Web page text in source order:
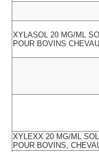
XYLASOL 20 MG/ML
POUR BOVINS
XYLEXX 20 MG/ML
POUR BOVINS,